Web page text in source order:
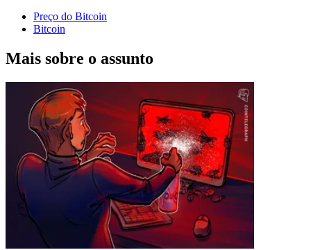
Preço do Bitcoin
Bitcoin
Mais sobre o assunto